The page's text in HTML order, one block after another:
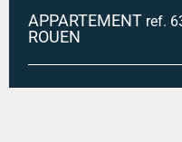
APPARTEMENT ref.
ROUEN